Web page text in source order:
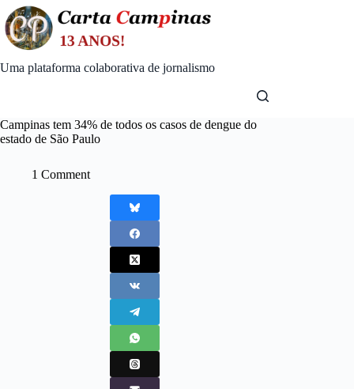
Skip
to
content
Uma plataforma colaborativa de jornalismo
Campinas tem 34% de todos os casos de dengue do
estado de São Paulo
1 Comment